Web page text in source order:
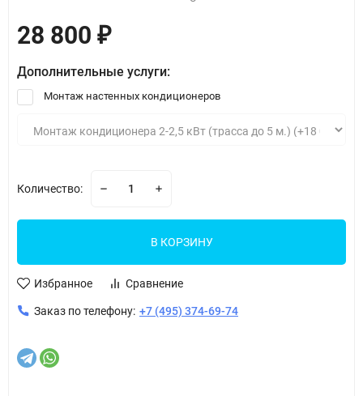
28 800 ₽
Дополнительные услуги:
Монтаж настенных кондиционеров
Количество:
В КОРЗИНУ
Избранное Сравнение
Заказ по телефону: +7 (495) 374-69-74